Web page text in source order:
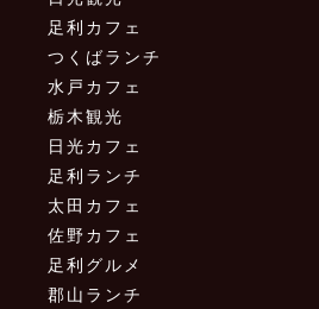
足利カフェ
つくばランチ
水戸カフェ
栃木観光
日光カフェ
足利ランチ
太田カフェ
佐野カフェ
足利グルメ
郡山ランチ